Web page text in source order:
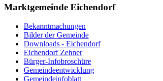
Marktgemeinde Eichendorf
Bekanntmachungen
Bilder der Gemeinde
Downloads - Eichendorf
Eichendorf Zehner
Bürger-Infobroschüre
Gemeindeentwicklung
Gemeindeinfoblatt